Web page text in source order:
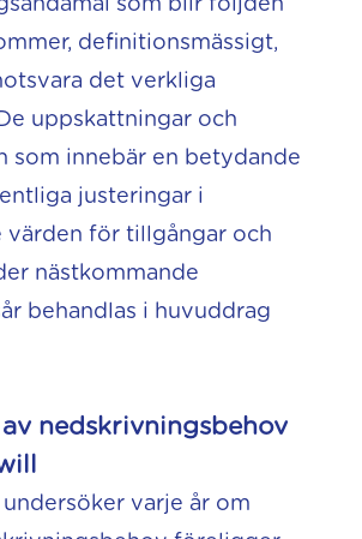
som blir följden
definitionsmässigt,
det verkliga
uppskattningar och
som innebär en betydande
justeringar i
värden för tillgångar och
nästkommande
behandlas i huvuddrag
nedskrivningsbehov
undersöker varje år om